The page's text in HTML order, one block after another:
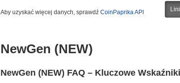
Aby uzyskać więcej danych, sprawdź CoinPaprika API
NewGen (NEW)
NewGen (NEW) FAQ – Kluczowe